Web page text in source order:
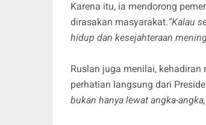
Karena itu, ia mendorong
dirasakan masyarakat.“Kalau
hidup dan kesejahteraan
Ruslan juga menilai,
perhatian langsung dari
bukan hanya lewat angka-